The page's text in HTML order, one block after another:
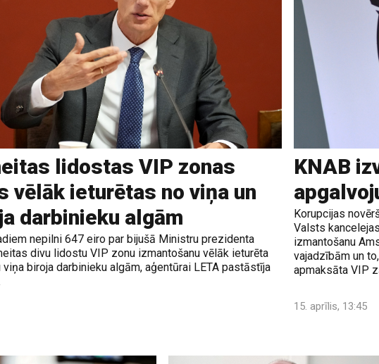
lidostas VIP zonas
vēlāk ieturētas no viņa un
darbinieku algām
nepilni 647 eiro par bijušā Ministru prezidenta
divu lidostu VIP zonu izmantošanu vēlāk ieturēta
viņa biroja darbinieku algām, aģentūrai LETA pastāstīja
KNAB
Korupcijas
Valsts
izmantošanu
vajadzībām un
apmaksāta VIP
15. aprīlis, 13:45